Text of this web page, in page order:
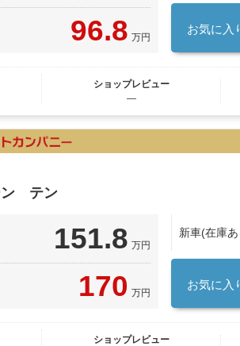
96.8 万円
お気に入
ショップレビュー
―
ン テン
151.8 万円
170 万円
新車(在庫
お気に入
ショップレビュー